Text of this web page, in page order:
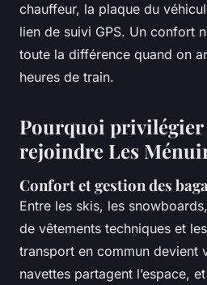
chauffeur, la plaque du
lien de suivi GPS. Un confort
toute la différence quand on
heures de train.
Pourquoi
rejoindre Les
Confort et gestion des
Entre les skis, les
de vêtements techniques et
transport en commun devient
navettes partagent l’espace,